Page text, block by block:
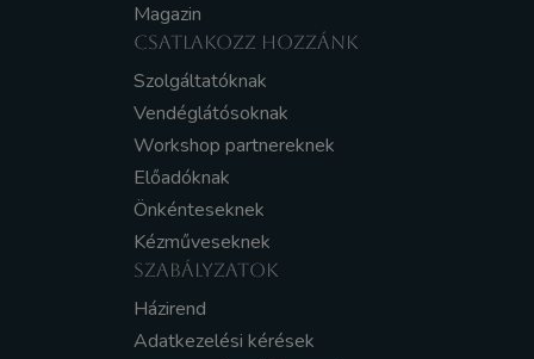
Magazin
CSATLAKOZZ HOZZÁNK
Szolgáltatóknak
Vendéglátósoknak
Workshop partnereknek
Előadóknak
Önkénteseknek
Kézműveseknek
SZABÁLYZATOK
Házirend
Adatkezelési kérések